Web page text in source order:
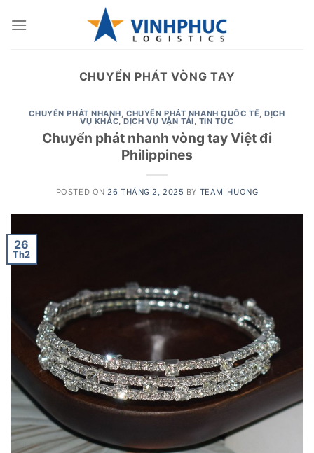
CHUYỂN PHÁT VÒNG TAY
CHUYỂN PHÁT NHANH,CHUYỂN PHÁT NHANH QUỐC TẾ,DỊCH
VỤ KHÁC,DỊCH VỤ VẬN TẢI, TIN TỨC
Chuyển phát nhanh vòng tay Việt đi
Philippines
POSTED ON 26 THÁNG 2, 2025 BY TEAM_HUONG
26
Th2